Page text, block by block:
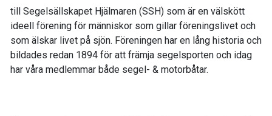
till Segelsällskapet Hjälmaren (SSH) som är en välskött
ideell förening för människor som gillar föreningslivet och
som älskar livet på sjön. Föreningen har en lång historia och
bildades redan 1894 för att främja segelsporten och idag
har våra medlemmar både segel- & motorbåtar.